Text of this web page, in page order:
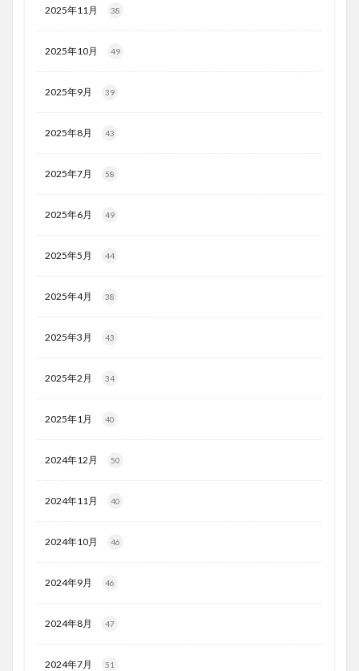
2025年11月 38
2025年10月 49
2025年9月 39
2025年8月 43
2025年7月 58
2025年6月 49
2025年5月 44
2025年4月 38
2025年3月 43
2025年2月 34
2025年1月 40
2024年12月 50
2024年11月 40
2024年10月 46
2024年9月 46
2024年8月 47
2024年7月 51